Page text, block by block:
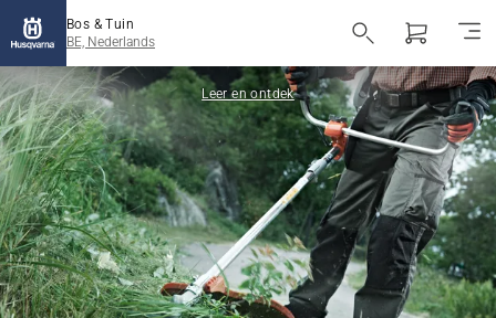
Bos & Tuin
BE, Nederlands
Leer en ontdek